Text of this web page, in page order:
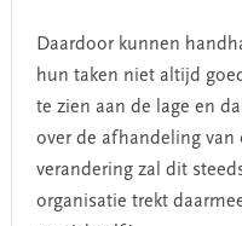
Daardoor kunnen
hun taken niet altijd
te zien aan de lage en
over de afhandeling van
verandering zal dit
organisatie trekt